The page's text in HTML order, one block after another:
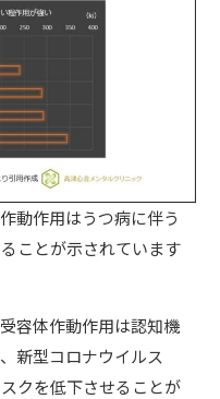
動作用はうつ病に伴う
ことが示されています
容体作動作用は認知機
新型コロナウイルス
クを低下させることが